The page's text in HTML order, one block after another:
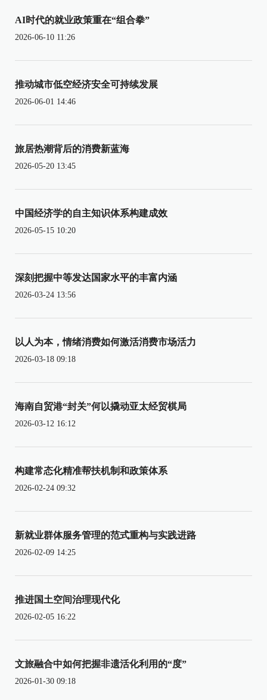
AI时代的就业政策重在“组合拳”
2026-06-10 11:26
推动城市低空经济安全可持续发展
2026-06-01 14:46
旅居热潮背后的消费新蓝海
2026-05-20 13:45
中国经济学的自主知识体系构建成效
2026-05-15 10:20
深刻把握中等发达国家水平的丰富内涵
2026-03-24 13:56
以人为本，情绪消费如何激活消费市场活力
2026-03-18 09:18
海南自贸港“封关”何以撬动亚太经贸棋局
2026-03-12 16:12
构建常态化精准帮扶机制和政策体系
2026-02-24 09:32
新就业群体服务管理的范式重构与实践进路
2026-02-09 14:25
推进国土空间治理现代化
2026-02-05 16:22
文旅融合中如何把握非遗活化利用的“度”
2026-01-30 09:18